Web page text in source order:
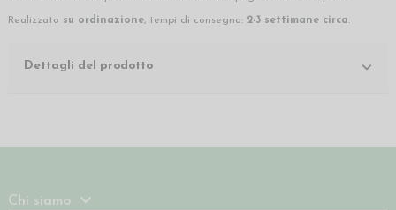
Realizzato su ordinazione, tempi di consegna: 2-3 settimane circa.
Dettagli del prodotto
Chi siamo